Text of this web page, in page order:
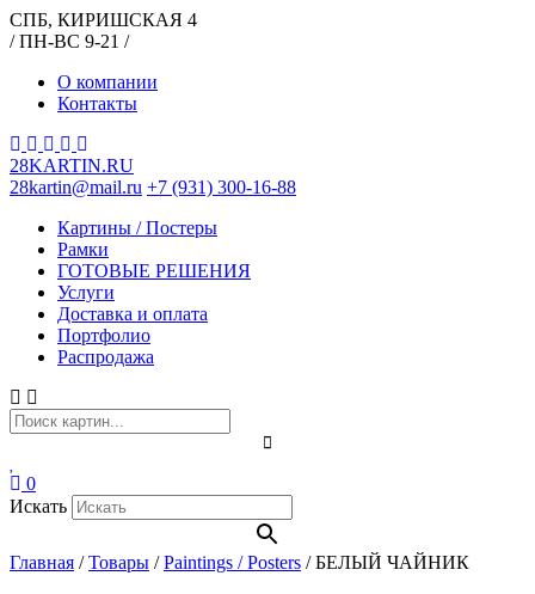
СПБ, КИРИШСКАЯ 4
/ ПН-ВС 9-21 /
О компании
Контакты
28KARTIN.RU
28kartin@mail.ru +7 (931) 300-16-88
Картины / Постеры
Рамки
ГОТОВЫЕ РЕШЕНИЯ
Услуги
Доставка и оплата
Портфолио
Распродажа
0
Искать
Главная /Товары /Paintings / Posters /БЕЛЫЙ ЧАЙНИК